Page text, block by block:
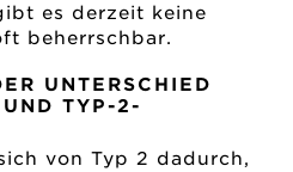
es derzeit keine
beherrschbar.
UNTERSCHIED
TYP-2-
von Typ 2 dadurch,